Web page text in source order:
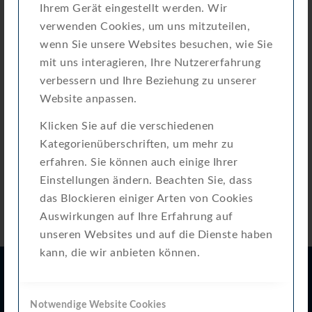
Ihrem Gerät eingestellt werden. Wir
verwenden Cookies, um uns mitzuteilen,
wenn Sie unsere Websites besuchen, wie Sie
mit uns interagieren, Ihre Nutzererfahrung
verbessern und Ihre Beziehung zu unserer
Website anpassen.
Klicken Sie auf die verschiedenen
Kategorienüberschriften, um mehr zu
erfahren. Sie können auch einige Ihrer
Einstellungen ändern. Beachten Sie, dass
das Blockieren einiger Arten von Cookies
Auswirkungen auf Ihre Erfahrung auf
unseren Websites und auf die Dienste haben
kann, die wir anbieten können.
Notwendige Website Cookies
Zuletzt aktualisiert 20. März 2025
Attached Files
Datenblatt-ET-EAX_2022-10-12.pdf